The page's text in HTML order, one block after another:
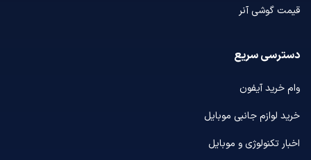
قیمت گوشی آنر
دسترسی سریع
وام خرید آیفون
خرید لوازم جانبی موبایل
اخبار تکنولوژی و موبایل